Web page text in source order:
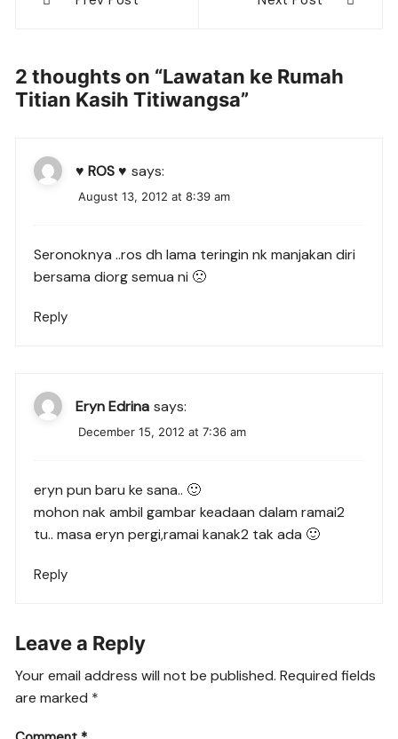
navigation
2 thoughts on “Lawatan ke Rumah
Titian Kasih Titiwangsa”
♥ ROS ♥ says:
August 13, 2012 at 8:39 am
Seronoknya ..ros dh lama teringin nk manjakan diri
bersama diorg semua ni 🙁
Reply
Eryn Edrina says:
December 15, 2012 at 7:36 am
eryn pun baru ke sana.. 🙂
mohon nak ambil gambar keadaan dalam ramai2
tu.. masa eryn pergi,ramai kanak2 tak ada 🙂
Reply
Leave a Reply
Your email address will not be published. Required fields
are marked *